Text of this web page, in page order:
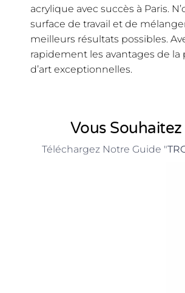
acrylique avec succès à Paris.
surface de travail et de
meilleurs résultats possibles.
rapidement les avantages de
d’art exceptionnelles.
Vous
Téléchargez Notre Guide "